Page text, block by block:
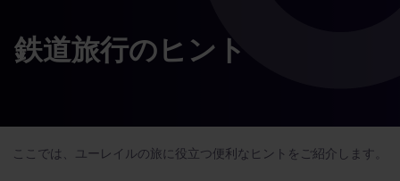
鉄道旅行のヒント
ここでは、ユーレイルの旅に役立つ便利なヒントをご紹介します。